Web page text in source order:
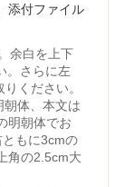
添付ファイル
余白を上下
。さらに左
ください。
体、本文は
明朝体でお
もに3cmの
角の2.5cm大